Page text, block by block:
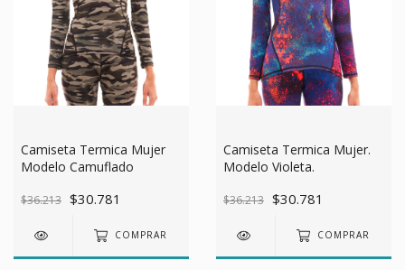
Camiseta Termica Mujer
Modelo Camuflado
$36.213 $30.781
COMPRAR
Camiseta Termica Mujer.
Modelo Violeta.
$36.213 $30.781
COMPRAR